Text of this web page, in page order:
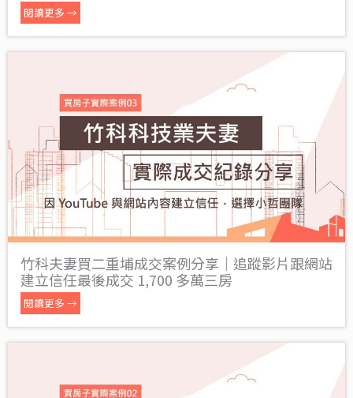
閱讀更多 →
竹科夫妻買二重埔成交案例分享｜追蹤影片跟網站
建立信任最後成交 1,700 多萬三房
閱讀更多 →